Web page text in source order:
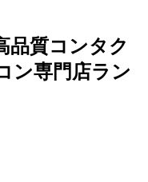
品質コンタク
ン専門店ラン